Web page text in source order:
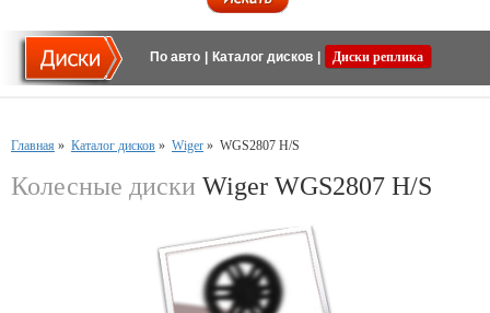
По авто Каталог дисков Диски реплика
Главная » Каталог дисков » Wiger » WGS2807 H/S
Колесные диски Wiger WGS2807 H/S